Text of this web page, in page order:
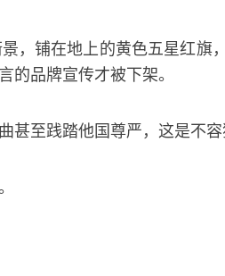
，铺在地上的黄色五星红旗
的品牌宣传才被下架。
至践踏他国尊严，这是不容